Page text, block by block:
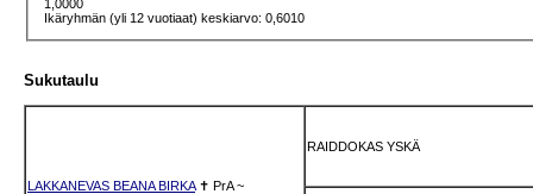
1,0000
Ikäryhmän (yli 12 vuotiaat) keskiarvo: 0,6010
Sukutaulu
LAKKANEVAS BEANA BIRKA✝ PrA ~
RAIDDOKAS YSKÄ